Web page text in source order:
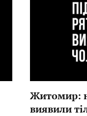
Житомир:
виявили